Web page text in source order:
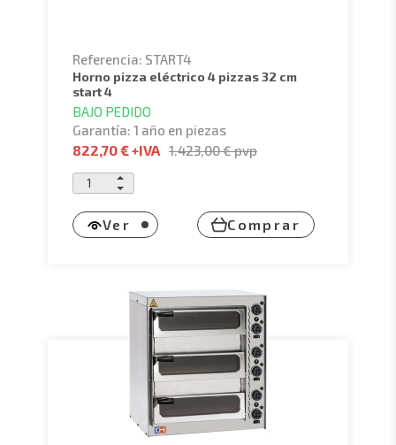
Referencia: START4
horno pizza eléctrico 4 pizzas 32 cm
start 4
BAJO PEDIDO
Garantía: 1 año en piezas
822,70 €+IVA 1.423,00 €pvp
Ver Comprar